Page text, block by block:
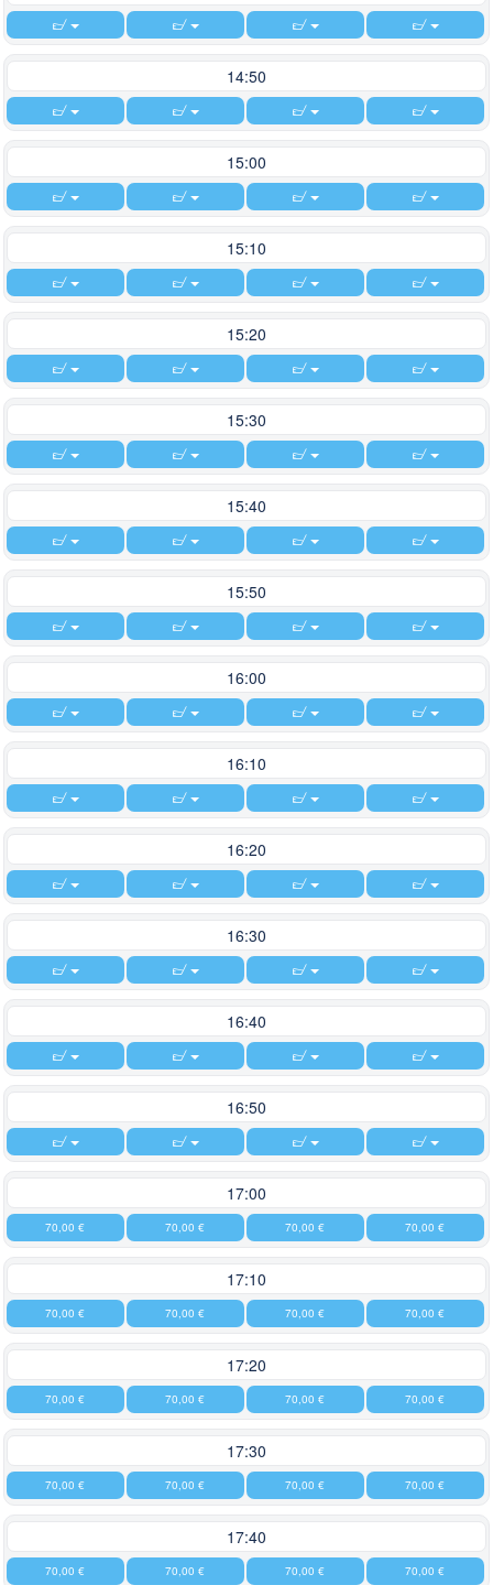
14:50
15:00
15:10
15:20
15:30
15:40
15:50
16:00
16:10
16:20
16:30
16:40
16:50
17:00
70,00 € 70,00 € 70,00 € 70,00 €
17:10
70,00 € 70,00 € 70,00 € 70,00 €
17:20
70,00 € 70,00 € 70,00 € 70,00 €
17:30
70,00 € 70,00 € 70,00 € 70,00 €
17:40
70,00 € 70,00 € 70,00 € 70,00 €